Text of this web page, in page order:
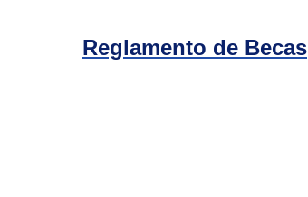
Reglamento de Becas